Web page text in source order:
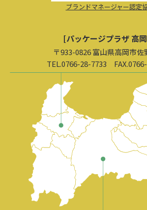
ブランドマネージャー認定
[パッケージプラザ 高
〒933-0826 富山県高岡市佐
TEL.0766-28-7733